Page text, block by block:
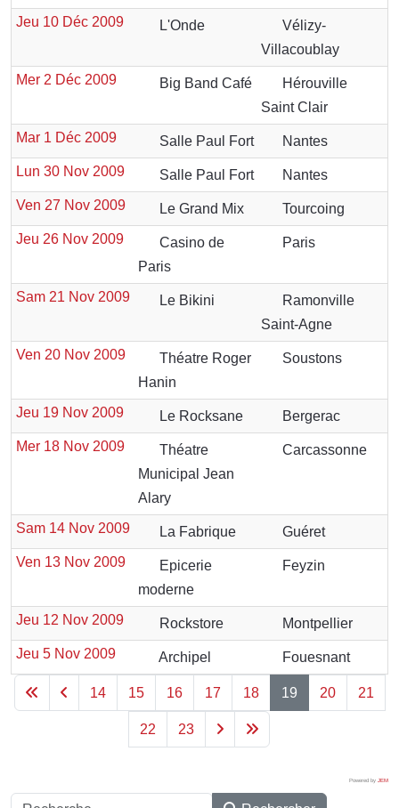
Jeu 10 Déc 2009
L'Onde
Vélizy-
Villacoublay
Mer 2 Déc 2009
Big Band Café
Hérouville
Saint Clair
Mar 1 Déc 2009
Salle Paul Fort
Nantes
Lun 30 Nov 2009
Salle Paul Fort
Nantes
Ven 27 Nov 2009
Le Grand Mix
Tourcoing
Jeu 26 Nov 2009
Casino de
Paris
Paris
Sam 21 Nov 2009 Le Bikini
Ramonville
Saint-Agne
Ven 20 Nov 2009
Théatre Roger
Hanin
Soustons
Jeu 19 Nov 2009 Le Rocksane
Bergerac
Mer 18 Nov 2009
Théatre
Municipal Jean
Alary
Carcassonne
Sam 14 Nov 2009 La Fabrique
Guéret
Ven 13 Nov 2009
Epicerie
moderne
Feyzin
Jeu 12 Nov 2009 Rockstore
Montpellier
Jeu 5 Nov 2009
Archipel Fouesnant
14 15 16 17 18 19 20 21
22 23
Powered by JEM
Rechercher